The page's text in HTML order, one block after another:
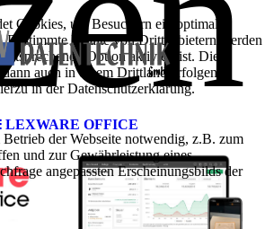
LEXWARE OFFICE
Cookies, um Besuchern ein optimales
Bestimmte Inhalte von Drittanbietern werden
Option aktiviert ist. Die
auch in einem Drittland erfolgen.
in der Datenschutzerklärung.
der Webseite notwendig, z.B. zum
und zur Gewährleistung eines
angepassten Erscheinungsbilds der